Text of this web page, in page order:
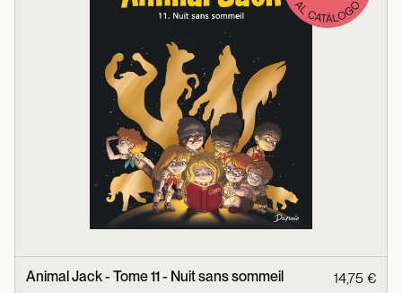
Animal Jack - Tome 11 - Nuit sans sommeil 14,75 €